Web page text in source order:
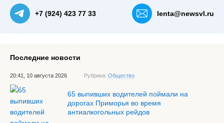
+7 (924) 423 77 33 lenta@newsvl.ru
Последние новости
20:41, 10 августа 2026 Рубрика: Общество
65 выпивших водителей поймали на
дорогах Приморья во время
антиалкогольных рейдов